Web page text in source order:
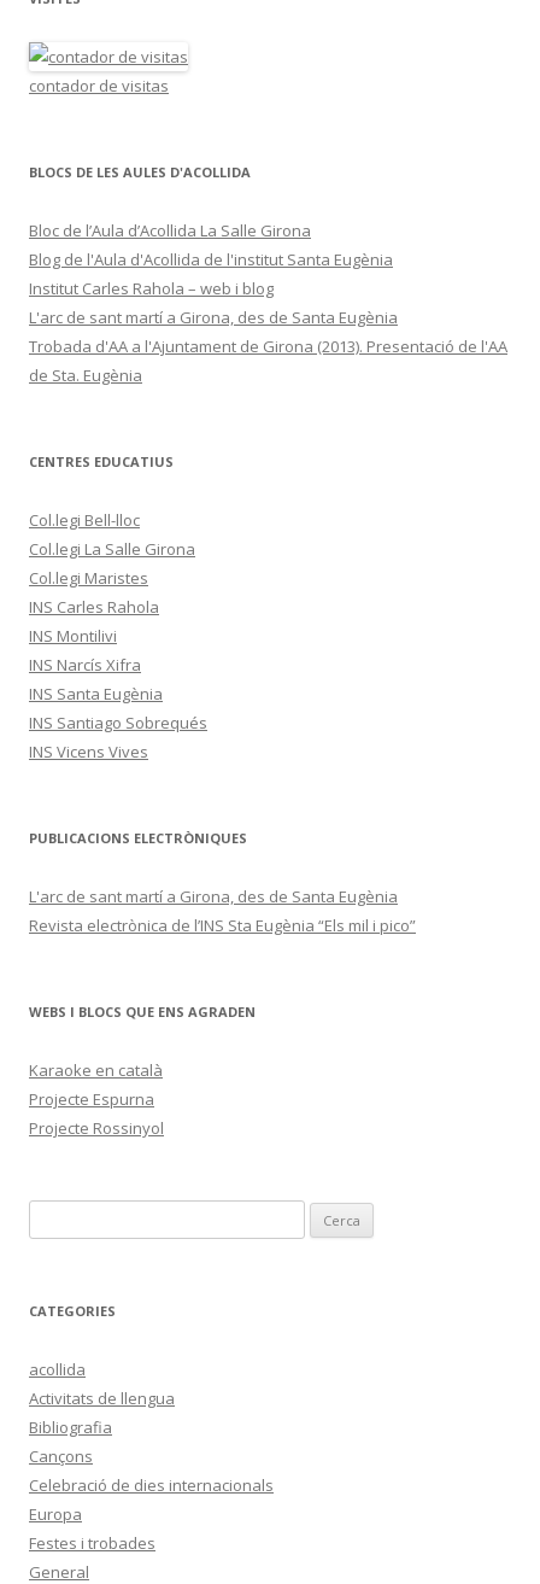
contador de visitas
BLOCS DE LES AULES D'ACOLLIDA
Bloc de l’Aula d’Acollida La Salle Girona
Blog de l'Aula d'Acollida de l'institut Santa Eugènia
Institut Carles Rahola – web i blog
L'arc de sant martí a Girona, des de Santa Eugènia
Trobada d'AA a l'Ajuntament de Girona (2013). Presentació de l'AA
de Sta. Eugènia
CENTRES EDUCATIUS
Col.legi Bell-lloc
Col.legi La Salle Girona
Col.legi Maristes
INS Carles Rahola
INS Montilivi
INS Narcís Xifra
INS Santa Eugènia
INS Santiago Sobrequés
INS Vicens Vives
PUBLICACIONS ELECTRÒNIQUES
L'arc de sant martí a Girona, des de Santa Eugènia
Revista electrònica de l’INS Sta Eugènia “Els mil i pico”
WEBS I BLOCS QUE ENS AGRADEN
Karaoke en català
Projecte Espurna
Projecte Rossinyol
e
c
CATEGORIES
acollida
Activitats de llengua
Bibliografia
Cançons
Celebració de dies internacionals
Europa
Festes i trobades
General